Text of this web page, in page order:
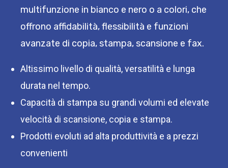
multifunzione in bianco e nero o a colori, che
offrono affidabilità, flessibilità e funzioni
avanzate di copia, stampa, scansione e fax.
Altissimo livello di qualità, versatilità e lunga
durata nel tempo.
Capacità di stampa su grandi volumi ed elevate
velocità di scansione, copia e stampa.
Prodotti evoluti ad alta produttività e a prezzi
convenienti